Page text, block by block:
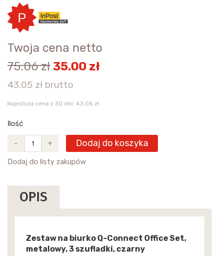
Twoja cena netto
75.06 zł 35.00 zł
43.05 zł brutto
Najniższa cena z 30 dni: 43.05 zł
Ilość
- + Dodaj do koszyka
Dodaj do listy zakupów
OPIS
Zestaw na biurko Q-Connect Office Set,
metalowy, 3 szufladki, czarny